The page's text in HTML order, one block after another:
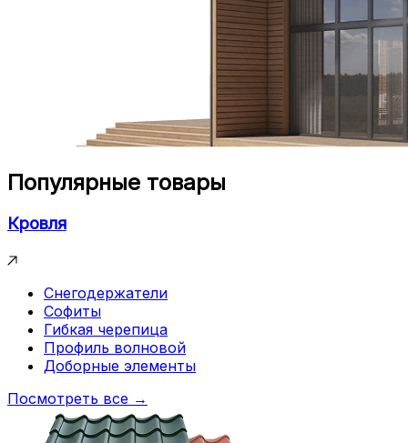
Популярные товары
Кровля
Снегодержатели
Софиты
Гибкая черепица
Профиль волновой
Доборные элементы
Посмотреть все →